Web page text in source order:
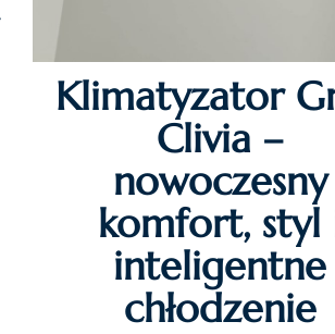
Klimatyzator
Clivia –
nowoczesny
komfort, styl
inteligentne
chłodzenie